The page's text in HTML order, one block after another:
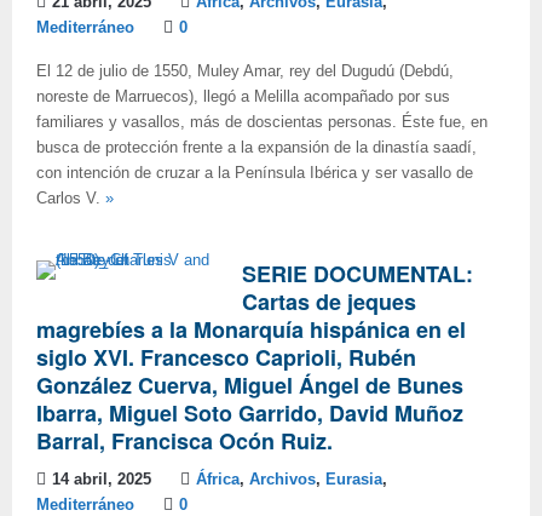
Mediterráneo
0
El 12 de julio de 1550, Muley Amar, rey del Dugudú (Debdú,
noreste de Marruecos), llegó a Melilla acompañado por sus
familiares y vasallos, más de doscientas personas. Éste fue, en
busca de protección frente a la expansión de la dinastía saadí,
con intención de cruzar a la Península Ibérica y ser vasallo de
Carlos V. »
SERIE DOCUMENTAL:
Cartas de jeques
magrebíes a la Monarquía hispánica en el
siglo XVI. Francesco Caprioli, Rubén
González Cuerva, Miguel Ángel de Bunes
Ibarra, Miguel Soto Garrido, David Muñoz
Barral, Francisca Ocón Ruiz.
14 abril, 2025 África, Archivos, Eurasia,
Mediterráneo
0